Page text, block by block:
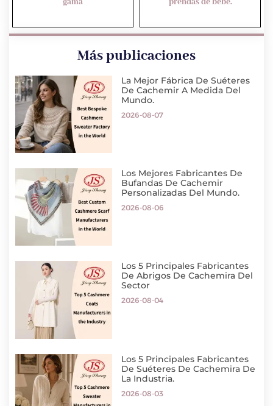
Más publicaciones
La Mejor Fábrica De Suéteres
De Cachemir A Medida Del
Mundo.
2026-08-07
Los Mejores Fabricantes De
Bufandas De Cachemir
Personalizadas Del Mundo.
2026-08-06
Los 5 Principales Fabricantes
De Abrigos De Cachemira Del
Sector
2026-08-04
Los 5 Principales Fabricantes
De Suéteres De Cachemira De
La Industria.
2026-08-03